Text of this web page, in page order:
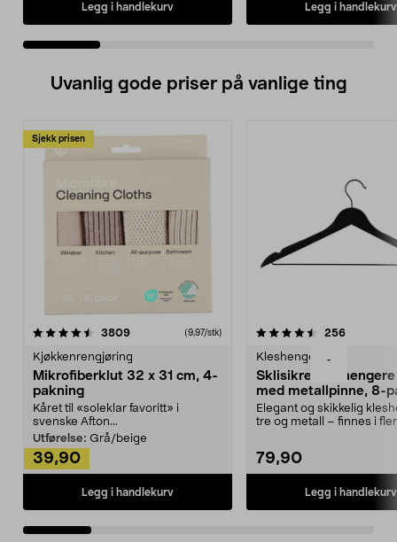
-
Legg i handlekurv Legg i handlekurv
Uvanlig gode priser på vanlige ting
Sjekk prisen
3809anmeldelser(9,97/stk)
Kjøkkenrengjøring
Mikrofiberklut 32 x 31 cm, 4-
pakning
Kåret til «soleklar favoritt» i
svenske Afton...
Utførelse: Grå/beige
39,90
Legg i handlekurv
4.5av 5 stjerner 256
Kleshengere
Sklisikre
med metallpinne, 8-
Elegant og skikkelig
tre og metall – finnes i
79,90
Legg i handlekurv
4.5av 5 stjerner